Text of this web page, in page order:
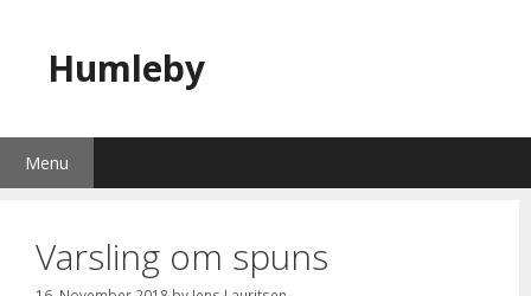
contentHumleby
Menu
Varsling om spuns